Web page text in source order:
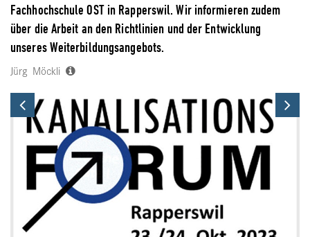
Fachhochschule OST in Rapperswil. Wir informieren zudem
über die Arbeit an den Richtlinien und der Entwicklung
unseres Weiterbildungsangebots.
Jürg Möckli
Previous